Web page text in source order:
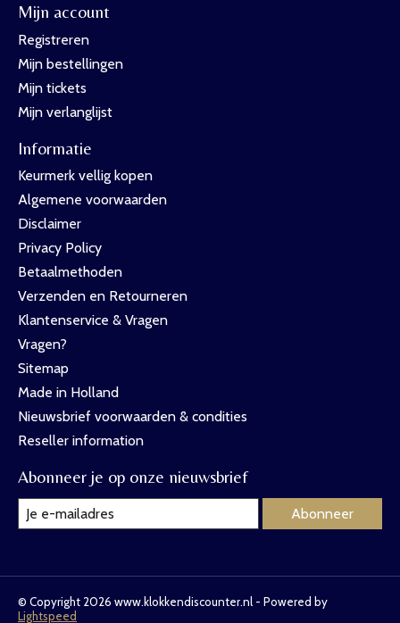
Mijn account
Registreren
Mijn bestellingen
Mijn tickets
Mijn verlanglijst
Informatie
Keurmerk vellig kopen
Algemene voorwaarden
Disclaimer
Privacy Policy
Betaalmethoden
Verzenden en Retourneren
Klantenservice & Vragen
Vragen?
Sitemap
Made in Holland
Nieuwsbrief voorwaarden & condities
Reseller information
Abonneer je op onze nieuwsbrief
Abonneer
© Copyright 2026 www.klokkendiscounter.nl - Powered by
Lightspeed